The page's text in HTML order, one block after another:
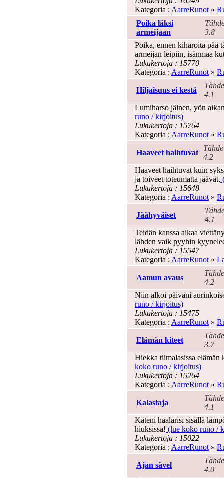
Kategoria : AarreRunot »
Poika läksi
armeijaan
3.8
Poika, ennen kiharoita pää
armeijan leipiin, isänmaa
Lukukertoja : 15770
Kategoria : AarreRunot »
Hiljaisuus ei kestä
4.1
Lumiharso jäinen, yön
runo / kirjoitus)
Lukukertoja : 15764
Kategoria : AarreRunot »
Haaveet haihtuvat
4.2
Haaveet haihtuvat kuin
ja toiveet toteumatta jäävät.
Lukukertoja : 15648
Kategoria : AarreRunot »
Jäähyväiset
4.1
Teidän kanssa aikaa
lähden vaik pyyhin
Lukukertoja : 15547
Kategoria : AarreRunot »
Aamun avaus
4.2
Niin alkoi päiväni
runo / kirjoitus)
Lukukertoja : 15475
Kategoria : AarreRunot »
Elämän kiteet
3.7
Hiekka tiimalasissa
koko runo / kirjoitus)
Lukukertoja : 15264
Kategoria : AarreRunot »
Kalastaja
4.1
Käteni haalarisi sisällä
hiuksissa! (lue koko runo /
Lukukertoja : 15022
Kategoria : AarreRunot »
Ajan sävel
4.0